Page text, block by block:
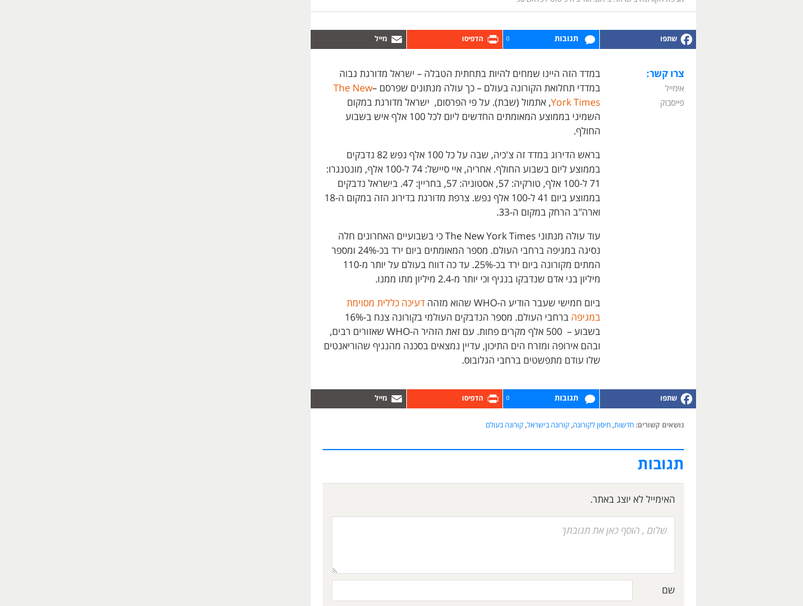
תגובות 0
צרו קשר:
אימייל
פייסבוק
במדד הזה היינו שמחים להיות בתחתית הטבלה – ישראל מדורגת גבוה
במדדי תחלואת הקורונה בעולם – כך עולה מנתונים שפרסם –The New
York Times, אתמול (שבת). על פי הפרסום, ישראל מדורגת במקום
השמיני בממוצע המאומתים החדשים ליום לכל 100 אלף איש בשבוע
החולף.
בראש הדירוג במדד זה צ'כיה, שבה על כל 100 אלף נפש 82 נדבקים
בממוצע ליום בשבוע החולף. אחריה, איי סיישל: 74 ל-100 אלף, מונטנגרו:
71 ל-100 אלף, טורקיה: 57, אסטוניה: 57, בחריין: 47. בישראל נדבקים
בממוצע ביום 41 ל-100 אלף נפש. צרפת מדורגת בדירוג הזה במקום ה-18
וארה"ב הרחק במקום ה-33.
עוד עולה מנתוני The New York Times כי בשבועיים האחרונים חלה
נסיגה במגיפה ברחבי העולם. מספר המאומתים ביום ירד בכ-24% ומספר
המתים מקורונה ביום ירד בכ-25%. עד כה דווח בעולם על יותר מ-110
מיליון בני אדם שנדבקו בנגיף וכי יותר מ-2.4 מיליון מתו ממנו.
ביום חמישי שעבר הודיע ה-WHO שהוא מזהה
דעיכה כללית מסוימת
במגיפה
ברחבי העולם. מספר הנדבקים העולמי בקורונה צנח ב-16%
בשבוע – 500 אלף מקרים פחות. עם זאת הזהיר ה-WHO שאזורים רבים,
ובהם אירופה ומזרח הים התיכון, עדיין נמצאים בסכנה מהנגיף שהוריאנטים
שלו עודם מתפשטים ברחבי הגלובוס.
תגובות 0
נושאים קשורים: חדשות,חיסון לקורונה,קורונה בישראל,קורונה בעולם
תגובות
האימייל לא יוצג באתר.
שם